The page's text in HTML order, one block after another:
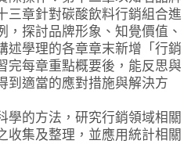
三章針對碳酸飲料行銷組合進
探討品牌形象、知覺價值、
述學理的各章章末新增「行銷
完每章重點概要後，能反思與
到適當的應對措施與解決方
的方法，研究行銷領域相關
收集及整理，並應用統計相關